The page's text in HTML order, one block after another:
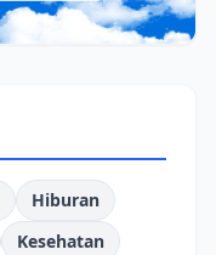
Hiburan
Kesehatan